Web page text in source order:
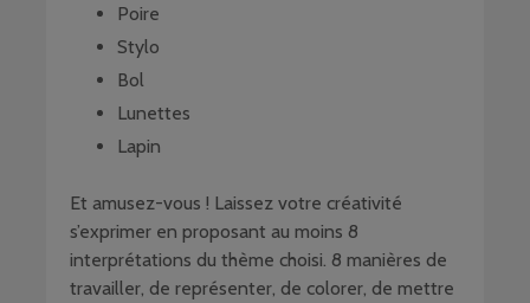
Poire
Stylo
Bol
Lunettes
Lapin
Et amusez-vous ! Laissez votre créativité
s’exprimer en proposant au moins 8
interprétations du thème choisi. 8 manières de
travailler, de représenter, de colorer, de mettre